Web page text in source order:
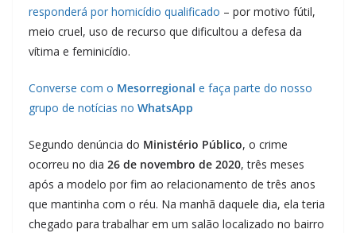
responderá por homicídio qualificado – por motivo fútil,
meio cruel, uso de recurso que dificultou a defesa da
vítima e feminicídio.
Converse com o Mesorregional e faça parte do nosso
grupo de notícias no WhatsApp
Segundo denúncia do Ministério Público, o crime
ocorreu no dia 26 de novembro de 2020, três meses
após a modelo por fim ao relacionamento de três anos
que mantinha com o réu. Na manhã daquele dia, ela teria
chegado para trabalhar em um salão localizado no bairro